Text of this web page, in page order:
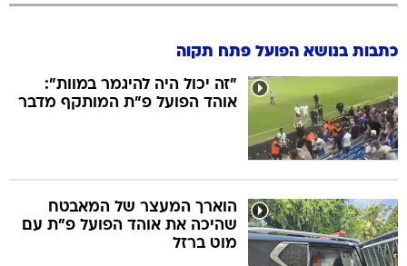
כתבות בנושא הפועל פתח תקוה
"זה יכול היה להיגמר במוות":
אוהד הפועל פ"ת המותקף מדבר
הוארך המעצר של המאבטח
שהיכה את אוהד הפועל פ"ת עם
מוט ברזל